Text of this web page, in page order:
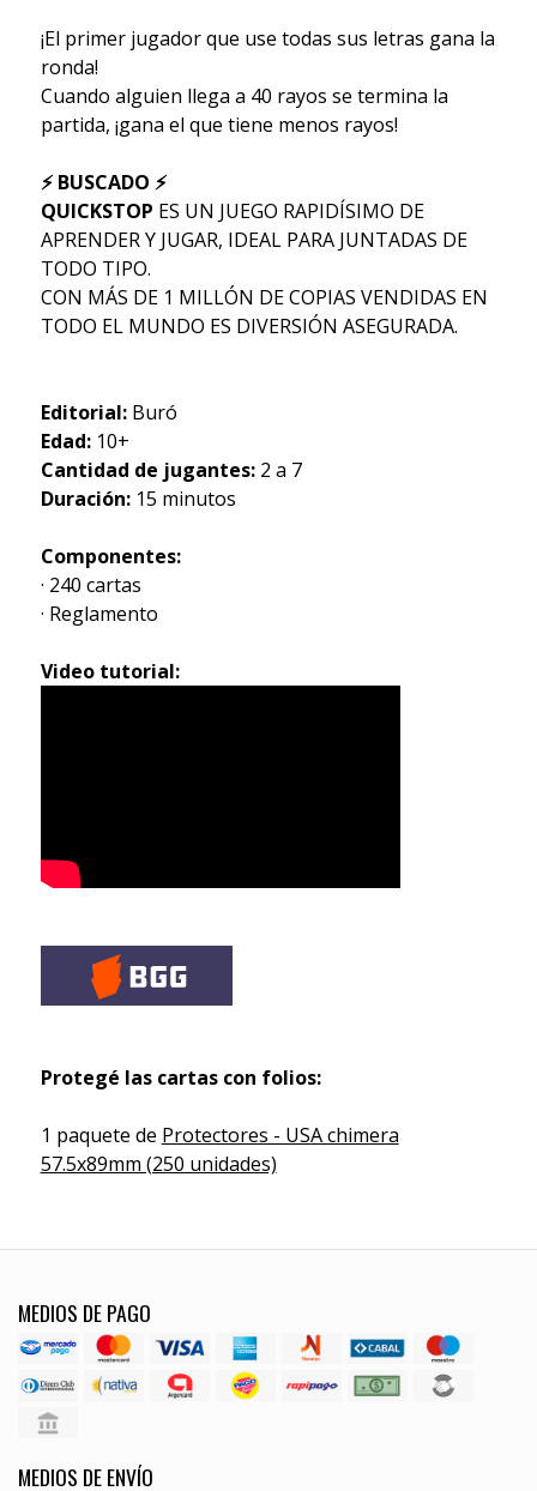
¡El primer jugador que use todas sus letras gana la
ronda!
Cuando alguien llega a 40 rayos se termina la
partida, ¡gana el que tiene menos rayos!
⚡ BUSCADO ⚡
QUICKSTOP ES UN JUEGO RAPIDÍSIMO DE
APRENDER Y JUGAR, IDEAL PARA JUNTADAS DE
TODO TIPO.
CON MÁS DE 1 MILLÓN DE COPIAS VENDIDAS EN
TODO EL MUNDO ES DIVERSIÓN ASEGURADA.
Editorial: Buró
Edad: 10+
Cantidad de jugantes: 2 a 7
Duración: 15 minutos
Componentes:
· 240 cartas
· Reglamento
Video tutorial:
Protegé las cartas con folios:
1 paquete de Protectores - USA chimera
57.5x89mm (250 unidades)
MEDIOS DE PAGO
MEDIOS DE ENVÍO